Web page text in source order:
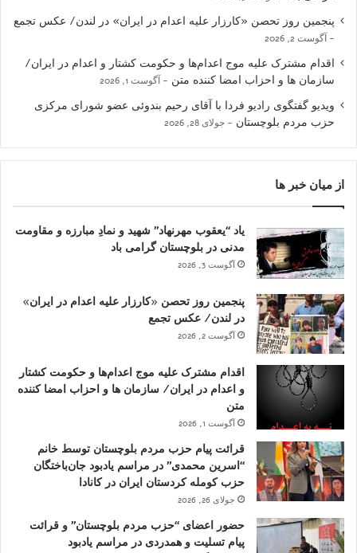
پنجمین روز تحصن «کارزار علیه اعدام در ایران» در لندن/ عکس تجمع
آگوست 2, 2026
اقدام مشترک علیه موج اعدام‌ها و حکومت کشتار و اعدام در ایران/
سازمان ها و احزاب امضا کننده متن
آگوست 1, 2026
ویدیو گفتگوی رادیو فردا با آقای رحیم بندوئی عضو شورای مرکزی
حزب مردم بلوچستان
جولای 28, 2026
از میان خبر ها
یاد “یعقوب مهرنهاد” شهید و نمادِ مبارزه و مقاومت
مدنی در بلوچستان گرامی باد
آگوست 3, 2026
پنجمین روز تحصن «کارزار علیه اعدام در ایران»
در لندن/ عکس تجمع
آگوست 2, 2026
اقدام مشترک علیه موج اعدام‌ها و حکومت کشتار
و اعدام در ایران/ سازمان ها و احزاب امضا کننده
متن
آگوست 1, 2026
قرائت پیام حزب مردم بلوچستان توسط خانم
“اسرین محمدی” در مراسم یادبود جان‌باختگان
حزب کومله کردستان ایران در کانادا
جولای 26, 2026
حضور اعضای “حزب مردم بلوچستان” و قرائت
پیام تسلیت و همدردی در مراسم یادبود